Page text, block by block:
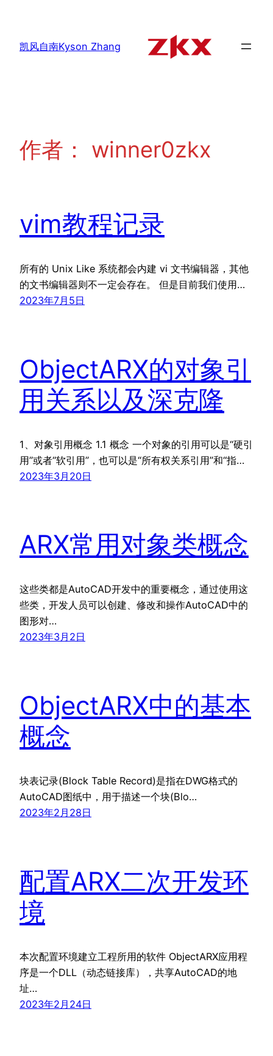
凯风自南Kyson Zhang
作者： winner0zkx
vim教程记录
所有的 Unix Like 系统都会内建 vi 文书编辑器，其他
的文书编辑器则不一定会存在。 但是目前我们使用…
2023年7月5日
ObjectARX的对象引
用关系以及深克隆
1、对象引用概念 1.1 概念 一个对象的引用可以是“硬引
用”或者“软引用”，也可以是“所有权关系引用”和“指…
2023年3月20日
ARX常用对象类概念
这些类都是AutoCAD开发中的重要概念，通过使用这
些类，开发人员可以创建、修改和操作AutoCAD中的
图形对…
2023年3月2日
ObjectARX中的基本
概念
块表记录(Block Table Record)是指在DWG格式的
AutoCAD图纸中，用于描述一个块(Blo…
2023年2月28日
配置ARX二次开发环
境
本次配置环境建立工程所用的软件 ObjectARX应用程
序是一个DLL（动态链接库），共享AutoCAD的地
址…
2023年2月24日